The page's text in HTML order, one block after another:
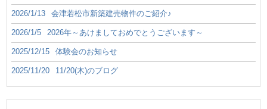
2026/1/13 会津若松市新築建売物件のご紹介♪
2026/1/5 2026年～あけましておめでとうございます～
2025/12/15 体験会のお知らせ
2025/11/20 11/20(木)のブログ